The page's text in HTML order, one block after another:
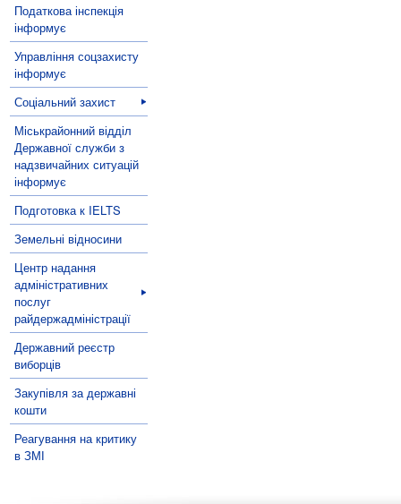
Податкова інспекція
інформує
Управління соцзахисту
інформує
Соціальний захист
Міськрайонний відділ
Державної служби з
надзвичайних ситуацій
інформує
Подготовка к IELTS
Земельні відносини
Центр надання
адміністративних
послуг
райдержадміністрації
Державний реєстр
виборців
Закупівля за державні
кошти
Реагування на критику
в ЗМІ